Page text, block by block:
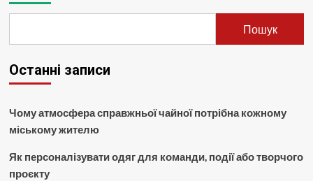
Пошук
Останні записи
Чому атмосфера справжньої чайної потрібна кожному
міському жителю
Як персоналізувати одяг для команди, події або творчого
проєкту